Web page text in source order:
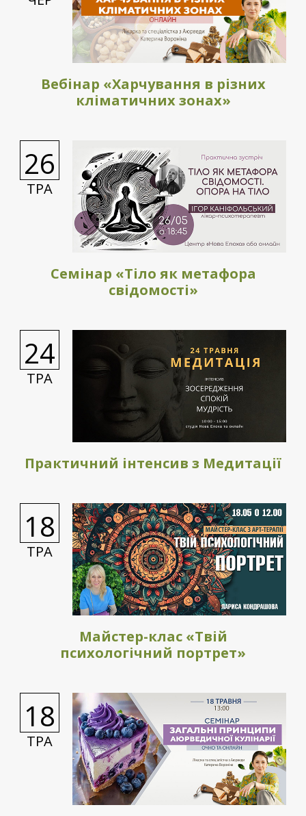
Вебінар «Харчування в різних
кліматичних зонах»
ТРА
26
Семінар «Тіло як метафора
свідомості»
ТРА
24
Практичний інтенсив з Медитації
ТРА
18
Майстер-клас «Твій
психологічний портрет»
ТРА
18